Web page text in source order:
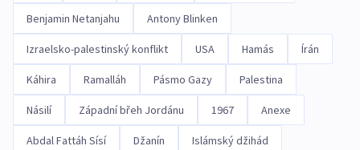
Benjamin Netanjahu Antony Blinken
Izraelsko-palestinský konflikt USA Hamás Írán
Káhira Ramalláh Pásmo Gazy Palestina
Násilí Západní břeh Jordánu 1967 Anexe
Abdal Fattáh Sísí Džanín Islámský džihád